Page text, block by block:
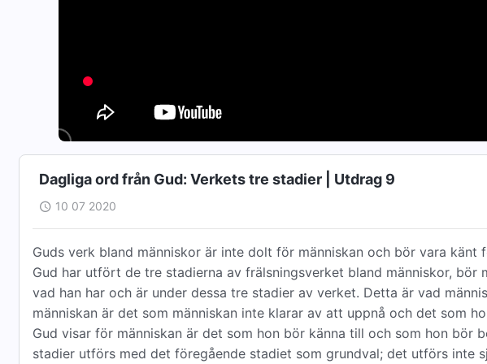
Dagliga ord från Gud: Verkets tre stadier | Utdrag 9
10 07 2020
Guds verk bland människor är inte dolt för människan och bör vara känt
Gud har utfört de tre stadierna av frälsningsverket bland människor, bör
vad han har och är under dessa tre stadier av verket. Detta är vad
människan är det som människan inte klarar av att uppnå och det som
Gud visar för människan är det som hon bör känna till och som hon bör
stadier utförs med det föregående stadiet som grundval; det utförs inte